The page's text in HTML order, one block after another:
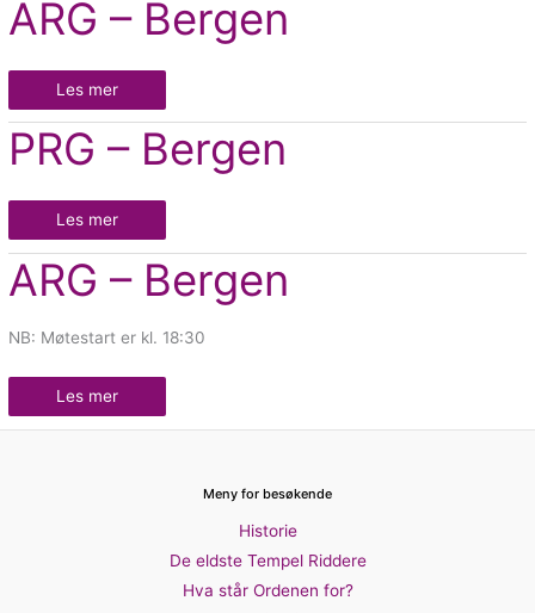
ARG – Bergen
–
Bergen
Les mer
PRG – Bergen
PRG
–
Bergen
Les mer
ARG – Bergen
NB: Møtestart er kl. 18:30
ARG
–
Bergen
Les mer
Meny for besøkende
Historie
De eldste Tempel Riddere
Hva står Ordenen for?